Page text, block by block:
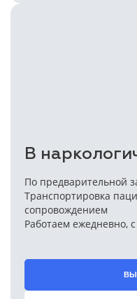
В
По предварительной
Транспортировка
сопровождением
Работаем ежедневно,